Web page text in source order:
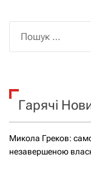
к
Гарячі
Микола Греков:
незавершеною